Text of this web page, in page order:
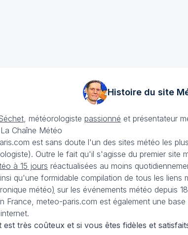
Histoire du site
, météorologiste passionné et présentateur
Chaîne Météo
est sans doute l'un des sites météo les
Outre le fait qu'il s'agisse du premier
à 15 jours réactualisées au moins
qu'une formidable compilation de tous les
météo) sur les événements météo depuis
France, meteo-paris.com est également une
très coûteux et si vous êtes fidèles et